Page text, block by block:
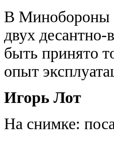
В Минобороны
двух
быть принято
опыт
Игорь Лот
На снимке: